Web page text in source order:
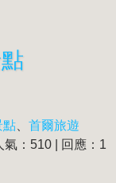
點
首爾旅遊
：510 | 回應：1